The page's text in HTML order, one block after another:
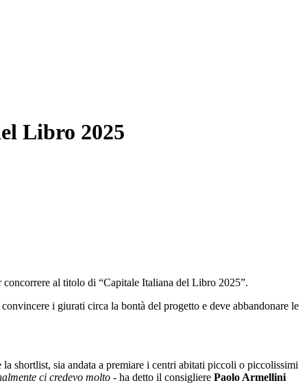
Libro 2025
al titolo di “Capitale Italiana del Libro 2025”.
i giurati circa la bontà del progetto e deve abbandonare le
shortlist, sia andata a premiare i centri abitati piccoli o piccolissimi
ci credevo molto - ha detto il consigliere Paolo Armellini